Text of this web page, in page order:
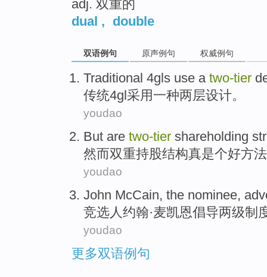
adj. 双重的
dual , double
双语例句 原声例句 权威例句
Traditional 4gls use a two-tier
传统4gl采用 一种两层设计。
youdao
But are two-tier shareholding
然而双重持股结构真是个好方
youdao
John McCain, the nominee,
竞选人 约翰·麦凯恩倡导两级制
youdao
更多双语例句